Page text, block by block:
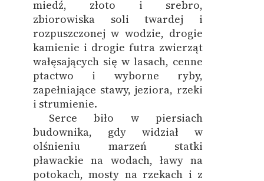
miedź, złoto i srebro,
zbiorowiska soli twardej i
rozpuszczonej w wodzie, drogie
kamienie i drogie futra zwierząt
wałęsających się w lasach, cenne
ptactwo i wyborne ryby,
zapełniające stawy, jeziora, rzeki
i strumienie.
Serce biło w piersiach
budownika, gdy widział w
olśnieniu marzeń statki
pławackie na wodach, ławy na
potokach, mosty na rzekach i z